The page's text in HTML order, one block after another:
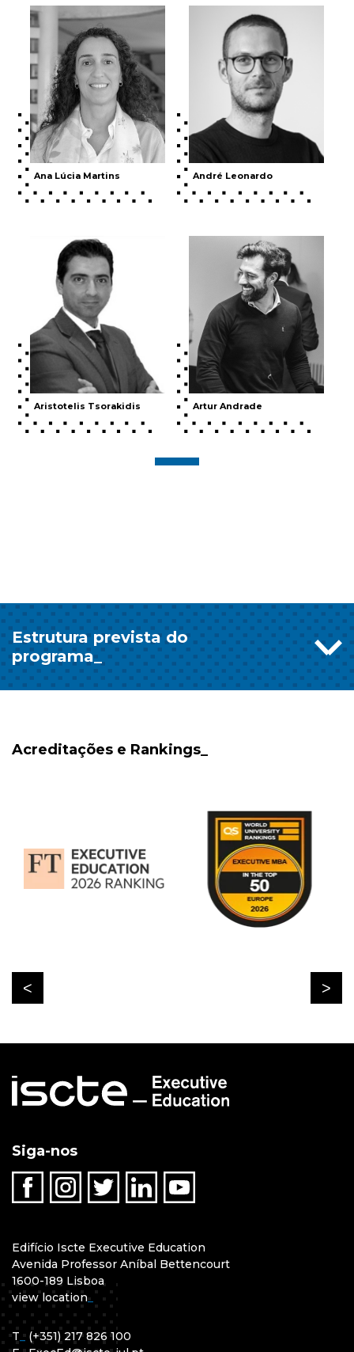
Ana Lúcia Martins André Leonardo
Aristotelis Tsorakidis Artur Andrade
Estrutura prevista do
programa_
Acreditações e Rankings_
Siga-nos
Edifício Iscte Executive Education
Avenida Professor Aníbal Bettencourt
1600-189 Lisboa
view location_
T _ (+351) 217 826 100